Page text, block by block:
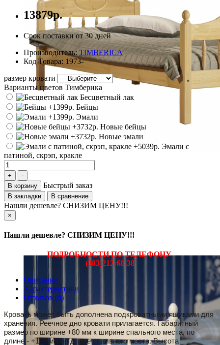
13879р.
Срок поставки от 30 дней
Производитель: TIMBERICA
Код Товара: 1973-
размер кровати
Варианты цветов Тимберика
Бесцветный лак
Бейцы
Эмали
Новые бейцы
Новые эмали
Эмали с
патиной, скрэп, кракле
В корзину Быстрый заказ
В закладки В сравнение
Нашли дешевле? СНИЗИМ ЦЕНУ!!!
×
Нашли дешевле? СНИЗИМ ЦЕНУ!!!
ПОДРОБНОСТИ ПО ТЕЛЕФОНУ
(383)212-68-38
Описание
Характеристики
Отзывов (0)
Кровать может быть дополнена подкроватными ящиками для
хранения. Реечное дно кровати прилагается. Габаритный
размер по ширине +80 мм к ширине спального места, по
длине - +110 мм по длине спального места. Высота